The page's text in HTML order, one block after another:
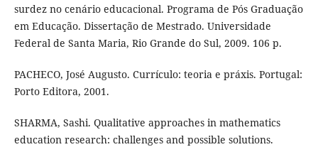
surdez no cenário educacional. Programa de Pós Graduação
em Educação. Dissertação de Mestrado. Universidade
Federal de Santa Maria, Rio Grande do Sul, 2009. 106 p.
PACHECO, José Augusto. Currículo: teoria e práxis. Portugal:
Porto Editora, 2001.
SHARMA, Sashi. Qualitative approaches in mathematics
education research: challenges and possible solutions.